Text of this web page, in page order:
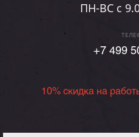
ПН-ВC c
+7 499
10% скидка на